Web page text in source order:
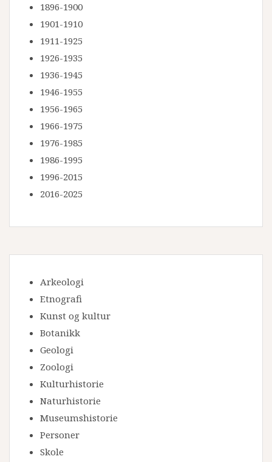
1896-1900
1901-1910
1911-1925
1926-1935
1936-1945
1946-1955
1956-1965
1966-1975
1976-1985
1986-1995
1996-2015
2016-2025
Arkeologi
Etnografi
Kunst og kultur
Botanikk
Geologi
Zoologi
Kulturhistorie
Naturhistorie
Museumshistorie
Personer
Skole